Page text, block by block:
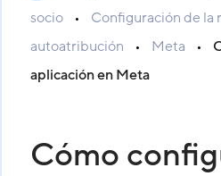
socio
•
Configuración de la
autoatribución
• Meta •
aplicación en Meta
Cómo